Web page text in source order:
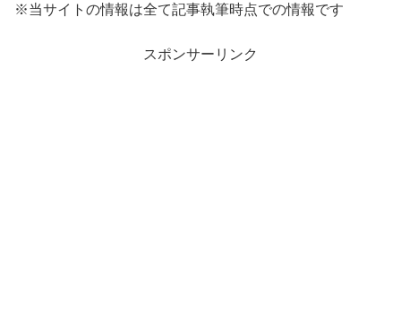
※当サイトの情報は全て記事執筆時点での情報です
スポンサーリンク